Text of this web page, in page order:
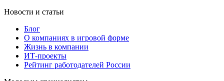
Новости и статьи
Блог
О компаниях в игровой форме
Жизнь в компании
ИТ-проекты
Рейтинг работодателей России